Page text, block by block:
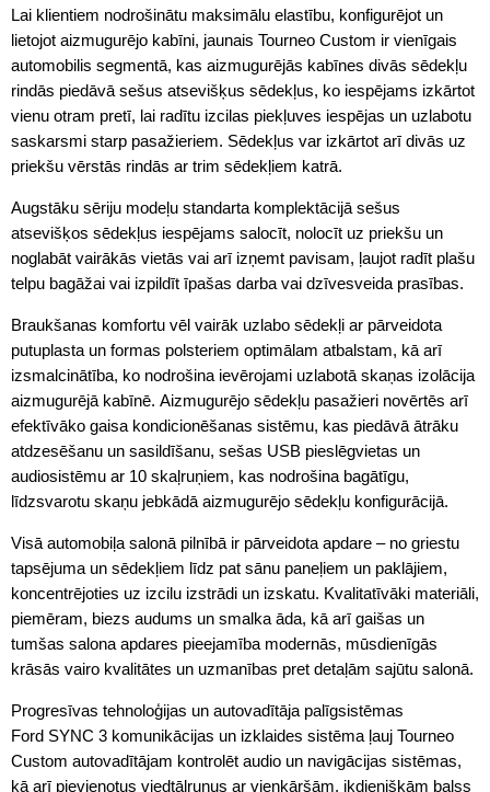
Lai klientiem nodrošinātu maksimālu elastību, konfigurējot un
lietojot aizmugurējo kabīni, jaunais Tourneo Custom ir vienīgais
automobilis segmentā, kas aizmugurējās kabīnes divās sēdekļu
rindās piedāvā sešus atsevišķus sēdekļus, ko iespējams izkārtot
vienu otram pretī, lai radītu izcilas piekļuves iespējas un uzlabotu
saskarsmi starp pasažieriem. Sēdekļus var izkārtot arī divās uz
priekšu vērstās rindās ar trim sēdekļiem katrā.
Augstāku sēriju modeļu standarta komplektācijā sešus
atsevišķos sēdekļus iespējams salocīt, nolocīt uz priekšu un
noglabāt vairākās vietās vai arī izņemt pavisam, ļaujot radīt plašu
telpu bagāžai vai izpildīt īpašas darba vai dzīvesveida prasības.
Braukšanas komfortu vēl vairāk uzlabo sēdekļi ar pārveidota
putuplasta un formas polsteriem optimālam atbalstam, kā arī
izsmalcinātība, ko nodrošina ievērojami uzlabotā skaņas izolācija
aizmugurējā kabīnē. Aizmugurējo sēdekļu pasažieri novērtēs arī
efektīvāko gaisa kondicionēšanas sistēmu, kas piedāvā ātrāku
atdzesēšanu un sasildīšanu, sešas USB pieslēgvietas un
audiosistēmu ar 10 skaļruņiem, kas nodrošina bagātīgu,
līdzsvarotu skaņu jebkādā aizmugurējo sēdekļu konfigurācijā.
Visā automobiļa salonā pilnībā ir pārveidota apdare – no griestu
tapsējuma un sēdekļiem līdz pat sānu paneļiem un paklājiem,
koncentrējoties uz izcilu izstrādi un izskatu. Kvalitatīvāki materiāli,
piemēram, biezs audums un smalka āda, kā arī gaišas un
tumšas salona apdares pieejamība modernās, mūsdienīgās
krāsās vairo kvalitātes un uzmanības pret detaļām sajūtu salonā.
Progresīvas tehnoloģijas un autovadītāja palīgsistēmas
Ford SYNC 3 komunikācijas un izklaides sistēma ļauj Tourneo
Custom autovadītājam kontrolēt audio un navigācijas sistēmas,
kā arī pievienotus viedtālruņus ar vienkāršām, ikdienišķām balss